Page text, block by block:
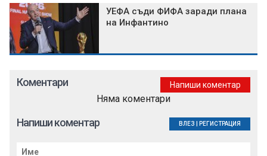
УЕФА съди ФИФА заради плана
на Инфантино
Коментари Напиши коментар
Няма коментари
Напиши коментар ВЛЕЗ РЕГИСТРАЦИЯ